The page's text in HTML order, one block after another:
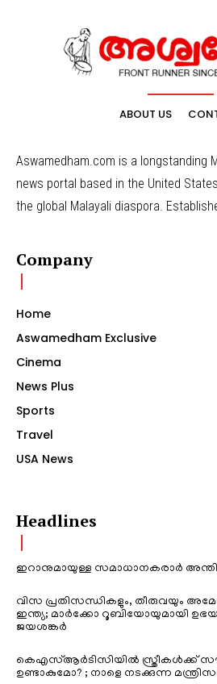
ABOUT US
Aswamedham.com is a longstanding
news portal based in the United
the global Malayali diaspora.
Company
Home
Aswamedham Exclusive
Cinema
News Plus
Sports
Travel
USA News
Headlines
ഇറാനുമായുള്ള സമാധാനകരാർ
വിസ പ്രതിസന്ധികളും, തീരുവയും
ഇന്ത്യ; മാർക്കോ റൂബിയോയുമായി
ജയശങ്കർ
കെഎസ്ആർടിസിയിൽ സ്ത്രീകൾക്ക്
ഉണ്ടാകുമോ? ; നാളെ നടക്കുന്ന